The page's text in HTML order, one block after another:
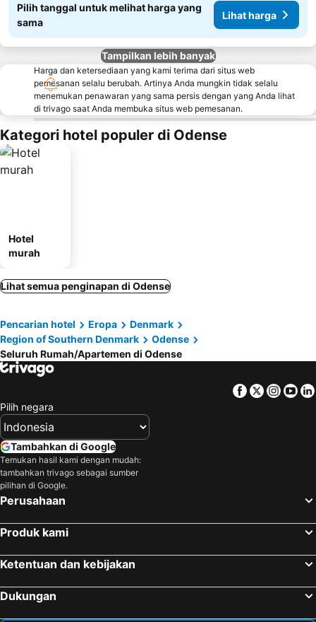
Pilih tanggal untuk melihat harga yang
sama
Lihat harga
Tampilkan lebih banyak
Harga dan ketersediaan yang kami terima dari situs web
pemesanan selalu berubah. Artinya Anda mungkin tidak selalu
menemukan penawaran yang sama persis dengan yang Anda lihat
di trivago saat Anda membuka situs web pemesanan.
Kategori hotel populer di Odense
Hotel
murah
Lihat semua penginapan di Odense
Pencarian hotel Eropa
Denmark
Region of Southern Denmark
Odense
Seluruh Rumah/Apartemen di Odense
Facebook
Twitter
Pilih negara
Tambahkan di Google
Temukan hasil kami dengan mudah:
tambahkan trivago sebagai sumber
pilihan di Google.
Perusahaan
Produk kami
Ketentuan dan kebijakan
Dukungan